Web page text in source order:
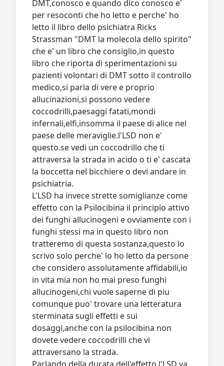
DMT,conosco e quando dico conosco e'
per resoconti che ho letto e perche' ho
letto il libro dello psichiatra Ricks
Strassman "DMT la molecola dello spirito"
che e' un libro che consiglio,in questo
libro che riporta di sperimentazioni su
pazienti volontari di DMT sotto il controllo
medico,si parla di vere e proprio
allucinazioni,si possono vedere
coccodrilli,paesaggi fatati,mondi
infernali,elfi,insomma il paese di alice nel
paese delle meraviglie.l'LSD non e'
questo.se vedi un coccodrillo che ti
attraversa la strada in acido o ti e' cascata
la boccetta nel bicchiere o devi andare in
psichiatria.
L'LSD ha invece strette somiglianze come
effetto con la Psilocibina il principio attivo
dei funghi allucinogeni e ovviamente con i
funghi stessi ma in questo libro non
tratteremo di questa sostanza,questo lo
scrivo solo perche' lo ho letto da persone
che considero assolutamente affidabili,io
in vita mia non ho mai preso funghi
allucinogeni,chi vuole saperne di piu
comunque puo' trovare una letteratura
sterminata sugli effetti e sui
dosaggi,anche con la psilocibina non
dovete vedere coccodrilli che vi
attraversano la strada.